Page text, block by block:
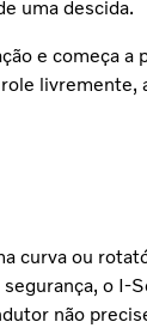
uma descida.
e começa a
livremente,
curva ou
o I-
não